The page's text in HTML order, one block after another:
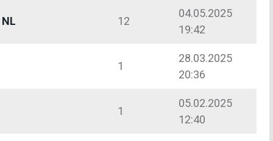
12
04.05.2025
19:42
1
28.03.2025
20:36
1
05.02.2025
12:40